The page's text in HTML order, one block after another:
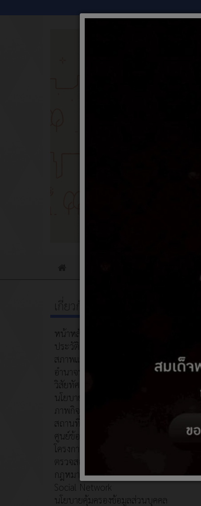
เกี่ยวกับหน่วยงาน
หน้าหลัก
ประวัติความเป็นมา
สภาพและข้อมูลพื้นฐาน
อำนาจหน้าที่
วิสัยทัศน์/พันธกิจ
นโยบายการบริหารงาน
ภาพกิจกรรม
สถานที่ท่องเที่ยว
ศูนย์ข้อมูลสำหรับนักท่องเที่ยว
โครงการอนุรักษ์พันธุกรรมพืช
ตรวจสอบภายใน
กฎหมายที่เกี่ยวข้อง
Social Network
นโยบายคุ้มครองข้อมูลส่วนบุคคล